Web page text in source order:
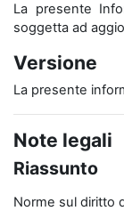
La presente
soggetta ad
Versione
La presente
Note legali
Riassunto
Norme sul diritto